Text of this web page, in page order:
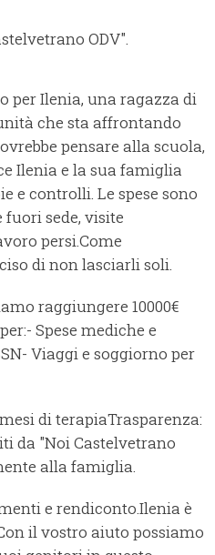
ODV".
per Ilenia, una ragazza di
che sta affrontando
pensare alla scuola,
Ilenia e la sua famiglia
e controlli. Le spese sono
sede, visite
persi.Come
di non lasciarli soli.
raggiungere 10000€
Spese mediche e
Viaggi e soggiorno per
di terapiaTrasparenza:
da "Noi Castelvetrano
alla famiglia.
e rendiconto.Ilenia è
il vostro aiuto possiamo